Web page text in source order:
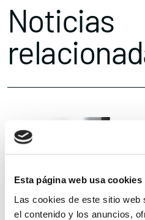
Esta página web usa cookies
Las cookies de este sitio web
el contenido y los anuncios,
Noticias